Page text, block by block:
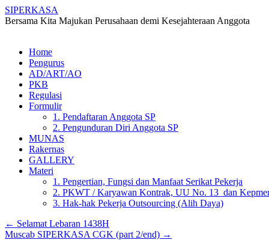
SIPERKASA
Bersama Kita Majukan Perusahaan demi Kesejahteraan Anggota
Skip
content
Home
Pengurus
AD/ART/AO
PKB
Regulasi
Formulir
1. Pendaftaran Anggota SP
2. Pengunduran Diri Anggota SP
MUNAS
Rakernas
GALLERY
Materi
1. Pengertian, Fungsi dan Manfaat Serikat Pekerja
2. PKWT / Karyawan Kontrak, UU No. 13 dan
3. Hak-hak Pekerja Outsourcing (Alih Daya)
← Selamat Lebaran 1438H
Muscab SIPERKASA CGK (part 2/end) →